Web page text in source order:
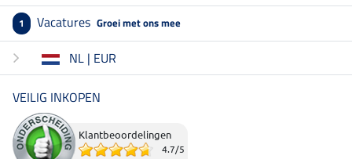
1 Vacatures Groei met ons mee
NL | EUR
VEILIG INKOPEN
Klantbeoordelingen
4.7/5